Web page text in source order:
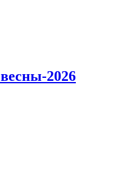
2026